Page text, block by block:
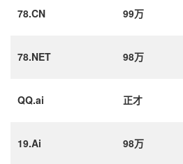
78.CN 99万
78.NET 98万
QQ.ai 正才
19.Ai 98万